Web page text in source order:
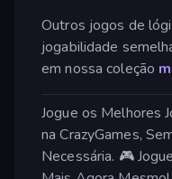
Outros jogos de
jogabilidade
em nossa coleção
Jogue os Melhores
na CrazyGames,
Necessária. 🎮